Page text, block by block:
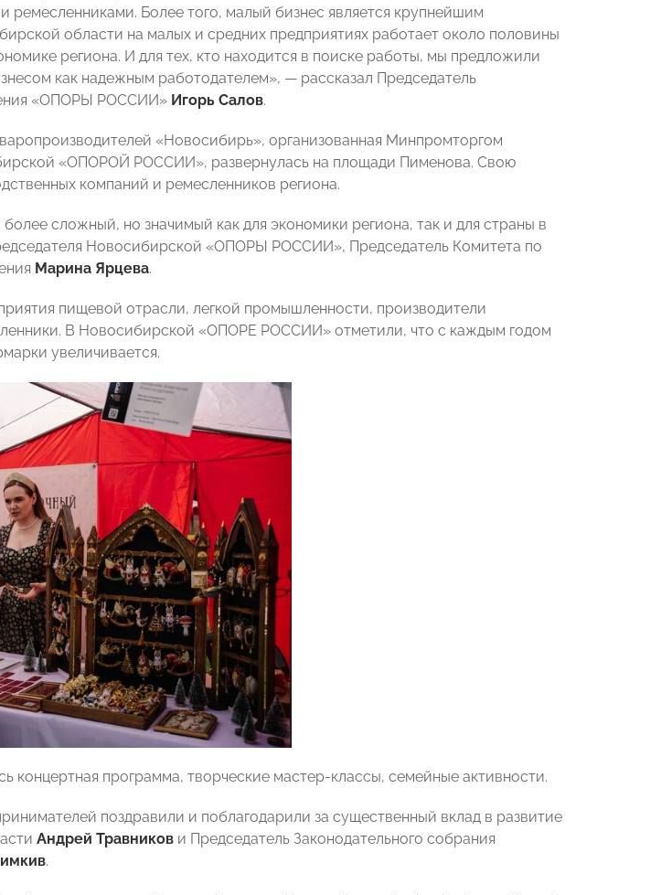
ремесленниками. Более того, малый бизнес является крупнейшим
области на малых и средних предприятиях работает около половины
региона. И для тех, кто находится в поиске работы, мы предложили
как надежным работодателем», — рассказал Председатель
«ОПОРЫ РОССИИ» Игорь Салов.
«Новосибирь», организованная Минпромторгом
«ОПОРОЙ РОССИИ», развернулась на площади Пименова. Свою
компаний и ремесленников региона.
сложный, но значимый как для экономики региона, так и для страны в
Новосибирской «ОПОРЫ РОССИИ», Председатель Комитета по
Марина Ярцева.
пищевой отрасли, легкой промышленности, производители
В Новосибирской «ОПОРЕ РОССИИ» отметили, что с каждым годом
увеличивается.
концертная программа, творческие мастер-классы, семейные активности.
поздравили и поблагодарили за существенный вклад в развитие
Андрей Травников и Председатель Законодательного собрания
.